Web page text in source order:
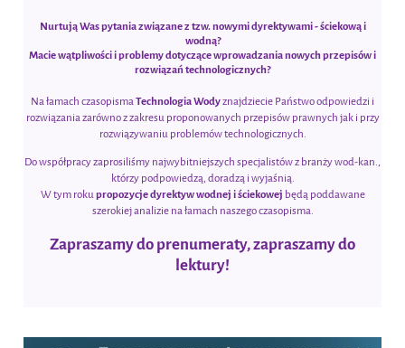
Nurtują Was pytania związane z tzw.nowymi dyrektywami - ściekową i
wodną?
Macie wątpliwości i problemy dotyczące wprowadzania nowych przepisów i
rozwiązań technologicznych?
Na łamach czasopismaTechnologia Wodyznajdziecie Państwo odpowiedzi i
rozwiązania zarówno z zakresu proponowanych przepisów prawnych jak i przy
rozwiązywaniu problemów technologicznych.
Do współpracy zaprosiliśmy najwybitniejszych specjalistów z branży wod-kan.,
którzy podpowiedzą, doradzą i wyjaśnią.
W tym rokupropozycje dyrektyw wodnej i ściekowej będą poddawane
szerokiej analizie na łamach naszego czasopisma.
Zapraszamy do prenumeraty, zapraszamy do
lektury!